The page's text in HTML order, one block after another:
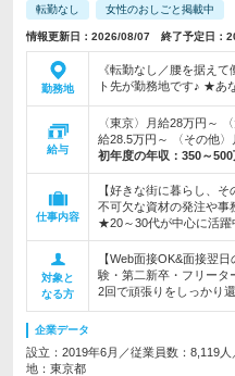
転勤なし 女性のおしごと掲載中
情報更新日：2026/08/07 終了予定日：
勤務地
《転勤なし／腰を据え
ト先が勤務地です♪ ★あ
給与
〈東京〉月給28万円～
給28.5万円～ 〈その他
初年度の年収： 350～500
仕事内容
【好きな街に暮らし、
不可欠な資材の発注や事
★20～30代が中心に活躍
対象と
なる方
【Web面接OK&面接翌
験・第二新卒・フリー
2回で頑張りをしっかり還
企業データ
設立：2019年6月／従業員数：8,119
地：東京都